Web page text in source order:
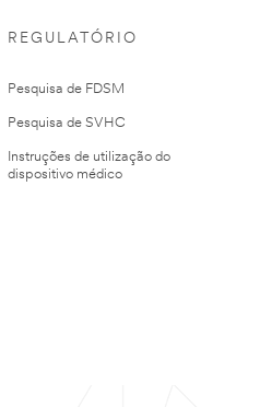
REGULATÓRIO
Pesquisa de FDSM
Pesquisa de SVHC
Instruções de utilização do
dispositivo médico